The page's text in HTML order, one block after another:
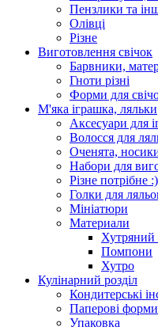
Пензлики та
Олівці
Різне
Виготовлення свічок
Барвники,
Гноти різні
Форми для
М'яка іграшка, ляльки
Аксесуари для
Волосся для
Оченята,
Набори для
Різне потрібне :)
Голки для
Мініатюри
Материали
Хутряний
Помпони
Хутро
Кулінарний розділ
Кондитерські
Паперові форми
Упаковка